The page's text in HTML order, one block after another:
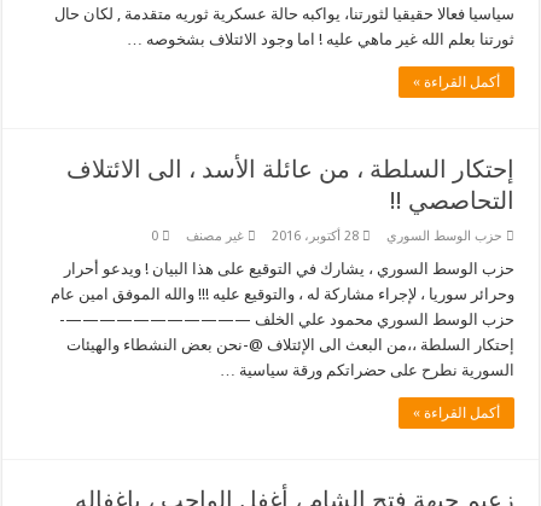
سياسيا فعالا حقيقيا لثورتنا، يواكبه حالة عسكرية ثوريه متقدمة , لكان حال
ثورتنا بعلم الله غير ماهي عليه ! اما وجود الائتلاف بشخوصه …
أكمل القراءة »
إحتكار السلطة ، من عائلة الأسد ، الى الائتلاف
التحاصصي !!
حزب الوسط السوري 28 أكتوبر، 2016 غير مصنف 0
حزب الوسط السوري ، يشارك في التوقيع على هذا البيان ! ويدعو أحرار
وحرائر سوريا ، لإجراء مشاركة له ، والتوقيع عليه !!! والله الموفق امين عام
حزب الوسط السوري محمود علي الخلف ———————————-
إحتكار السلطة ،،من البعث الى الإئتلاف @-نحن بعض النشطاء والهيئات
السورية نطرح على حضراتكم ورقة سياسية …
أكمل القراءة »
زعيم جبهة فتح الشام ، أغفل الواجب ، بإغفاله